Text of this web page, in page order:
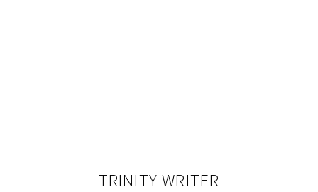
TRINITY WRITER